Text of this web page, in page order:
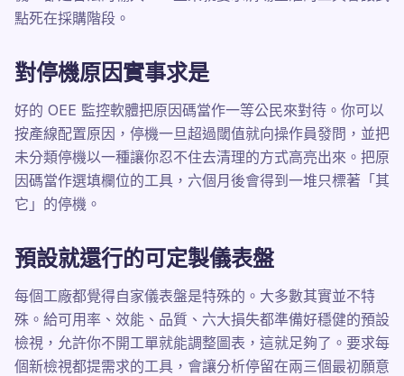
點死在採購階段。
對停機原因實事求是
好的 OEE 監控軟體把原因碼當作一等公民來對待。你可以
按產線配置原因，停機一旦超過閾值就向操作員發問，並把
未分類停機以一種讓你忍不住去清理的方式高亮出來。把原
因碼當作選填欄位的工具，六個月後會得到一堆只標著「其
它」的停機。
預設就還行的可定製儀表盤
每個工廠都覺得自家儀表盤是特殊的。大多數其實並不特
殊。給可用率、效能、品質、六大損失都準備好穩健的預設
檢視，允許你不開工單就能調整圖表，這就足夠了。要求每
個新檢視都提需求的工具，會讓分析停留在兩三個最初願意